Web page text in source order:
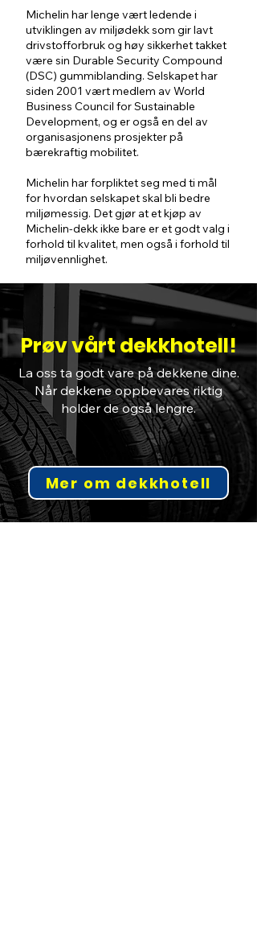
Michelin har lenge vært ledende i
utviklingen av miljødekk som gir lavt
drivstofforbruk og høy sikkerhet takket
være sin Durable Security Compound
(DSC) gummiblanding. Selskapet har
siden 2001 vært medlem av World
Business Council for Sustainable
Development, og er også en del av
organisasjonens prosjekter på
bærekraftig mobilitet.
Michelin har forpliktet seg med ti mål
for hvordan selskapet skal bli bedre
miljømessig. Det gjør at et kjøp av
Michelin-dekk ikke bare er et godt valg i
forhold til kvalitet, men også i forhold til
miljøvennlighet.
Prøv vårt dekkhotell!
La oss ta godt vare på dekkene dine.
Når dekkene oppbevares riktig
holder de også lengre.
Mer om dekkhotell